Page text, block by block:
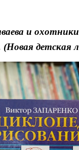
и
(Новая детская